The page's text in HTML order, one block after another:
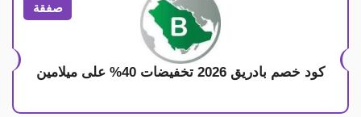
صفقة
كود خصم بادريق 2026 تخفيضات 40% على ميلامين